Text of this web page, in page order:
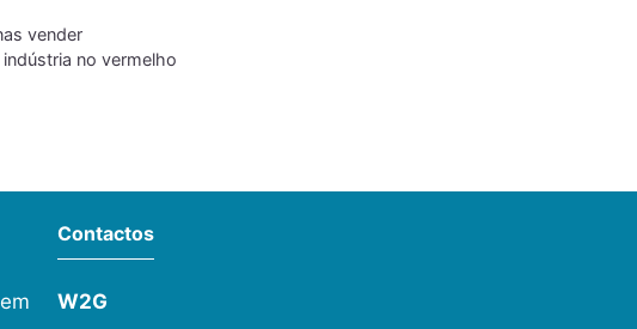
vender
no vermelho
Contactos
W2G